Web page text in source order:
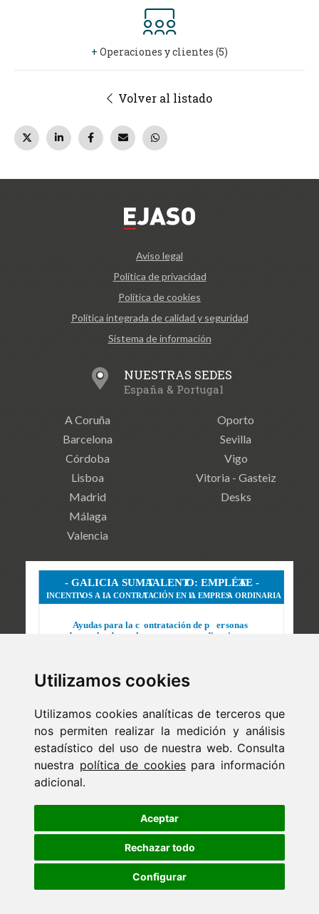
Utilizamos cookies
Utilizamos cookies analíticas de terceros que
nos permiten realizar la medición y análisis
estadístico del uso de nuestra web. Consulta
nuestra política de cookiespara información
adicional.
Aceptar
Rechazar todo
Configurar
+ Operaciones y clientes (5)
Volver al listado
Aviso legal
Política de privacidad
Política de cookies
Política integrada de calidad y seguridad
Sistema de información
NUESTRAS SEDES
España & Portugal
A Coruña
Barcelona
Córdoba
Lisboa
Madrid
Málaga
Valencia
Oporto
Sevilla
Vigo
Vitoria - Gasteiz
Desks
ejaso_comunica@ejaso.com
(+34) 915 341 480
Copyright © Estudio Jurídico EJASO. Todos los derechos